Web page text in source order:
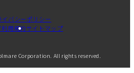
イバシーポリシー
用規約サイトマップ
Corporation. All rights reserved.